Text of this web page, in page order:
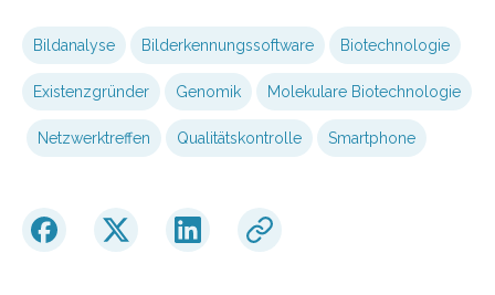
Bildanalyse Bilderkennungssoftware Biotechnologie
Existenzgründer Genomik Molekulare Biotechnologie
Netzwerktreffen Qualitätskontrolle Smartphone